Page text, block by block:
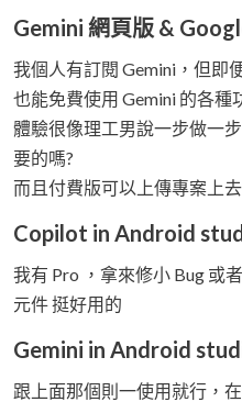
Gemini 網頁版 &
我個人有訂閱 Gemini，但即
也能免費使用 Gemini 的各種
體驗很像理工男說一步做一
要的嗎?
而且付費版可以上傳專案上
Copilot in Android
我有 Pro ，拿來修小 Bug 或
元件 挺好用的
Gemini in Android
跟上面那個則一使用就行，